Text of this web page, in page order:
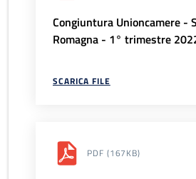
Congiuntura Unioncamere -
Romagna - 1° trimestre
SCARICA FILE
PDF (167KB)